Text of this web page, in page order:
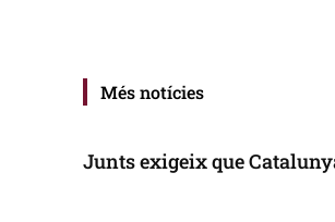
Més notícies
Junts exigeix que